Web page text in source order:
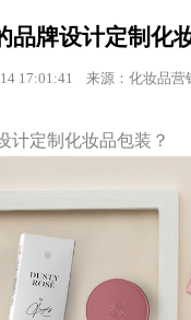
品牌设计定制化
14 17:01:41 来源：化妆品
计定制化妆品包装？